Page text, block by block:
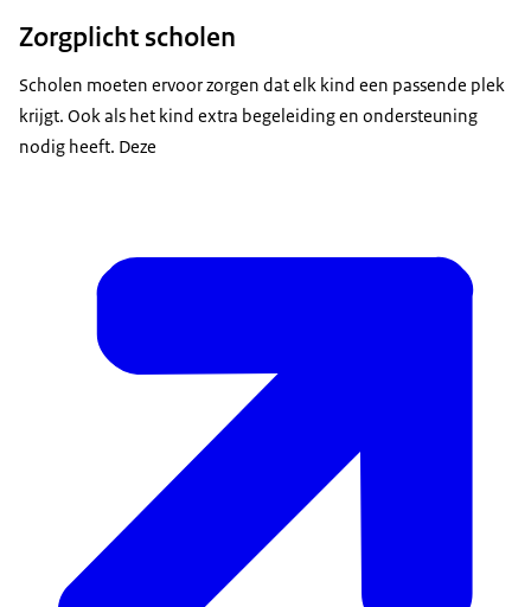
Zorgplicht scholen
Scholen moeten ervoor zorgen dat elk kind een passende plek
krijgt. Ook als het kind extra begeleiding en ondersteuning
nodig heeft. Deze